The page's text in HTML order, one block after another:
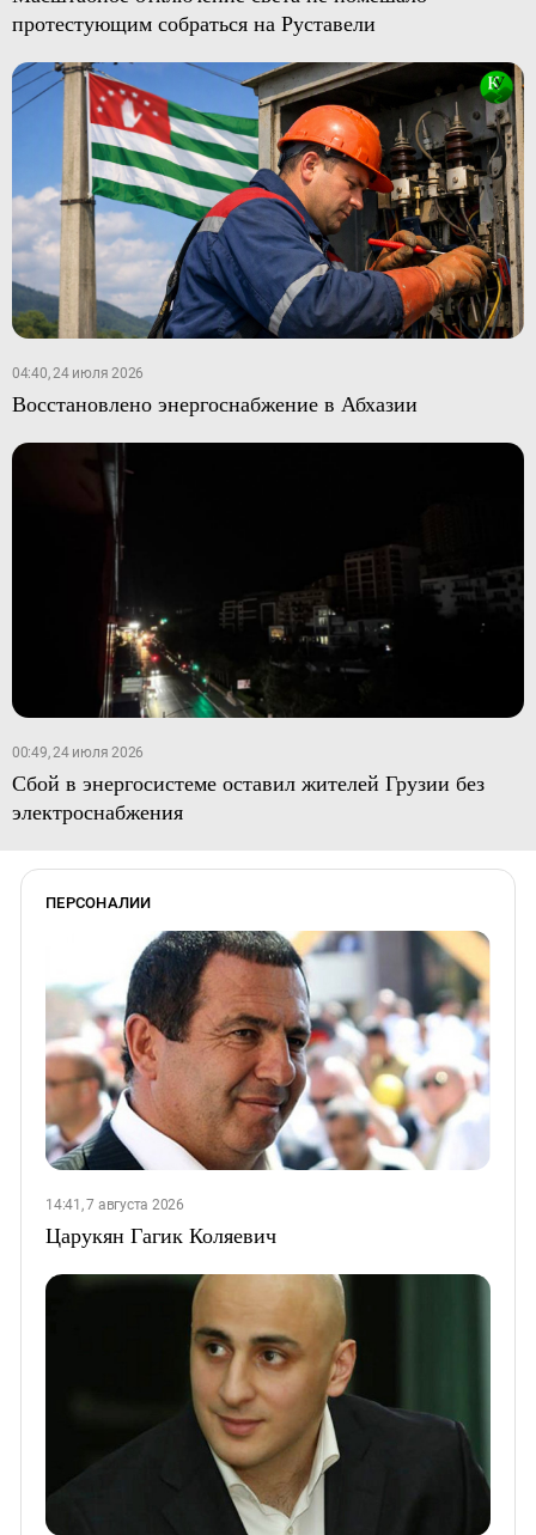
протестующим собраться на Руставели
04:40, 24 июля 2026
Восстановлено энергоснабжение в Абхазии
00:49, 24 июля 2026
Сбой в энергосистеме оставил жителей Грузии без
электроснабжения
ПЕРСОНАЛИИ
14:41, 7 августа 2026
Царукян Гагик Коляевич